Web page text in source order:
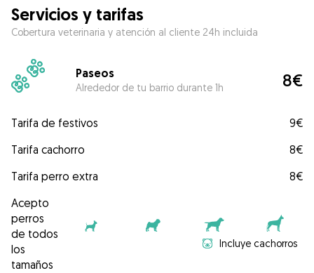
Servicios y tarifas
Cobertura veterinaria y atención al cliente 24h incluida
Paseos
Alrededor de tu barrio durante 1h 8€
Tarifa de festivos
9€
Tarifa cachorro
8€
Tarifa perro extra
8€
Acepto
perros
de todos
los
tamaños
Incluye cachorros